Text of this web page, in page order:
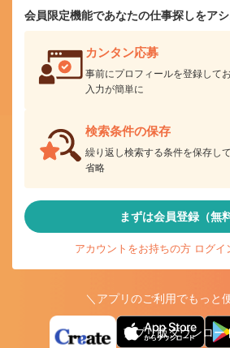
会員限定機能であなたの仕事探しをアシ
カンタン応募
事前にプロフィールを登録して
入力が簡単に
検索条件の保存
繰り返し検索する条件を保存し
省略
まずは会員登録（無料
アカウントをお持ちの方 ログイ
＼アプリのご利用でもっと
アプリ版ダウンロー